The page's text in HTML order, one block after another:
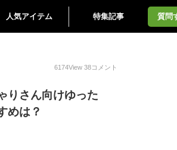
人気アイテム 特集記事 質問
6174View 38コメント
りさん向けゆった
めは？